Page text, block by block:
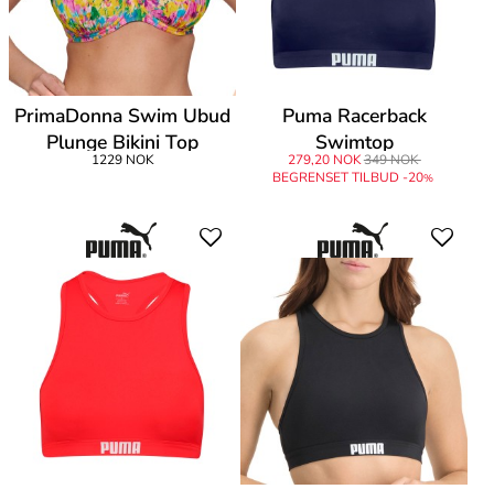
PrimaDonna Swim Ubud
Plunge Bikini Top
1229 NOK
Puma Racerback
Swimtop
279,20 NOK349 NOK
BEGRENSET TILBUD -20%